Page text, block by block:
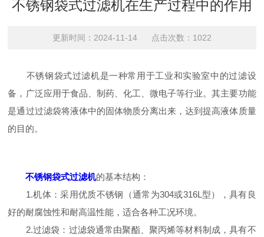
不锈钢袋式过滤机在生产过程中的作用
更新时间：2024-11-14 点击次数：1022
不锈钢袋式过滤机是一种常用于工业和实验室中的过滤设
备，广泛应用于食品、制药、化工、微电子等行业。其主要功能
是通过过滤袋将液体中的固体物质分离出来，达到提高液体质量
的目的。
不锈钢袋式过滤机的基本结构：
1.机体：采用优质不锈钢（通常为304或316L型），具有良
好的耐腐蚀性和耐高温性能，适合各种工况环境。
2.过滤袋：过滤袋通常由聚酯、聚丙烯等材料制成，具有不